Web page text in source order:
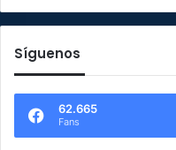
Síguenos
62.665
Fans